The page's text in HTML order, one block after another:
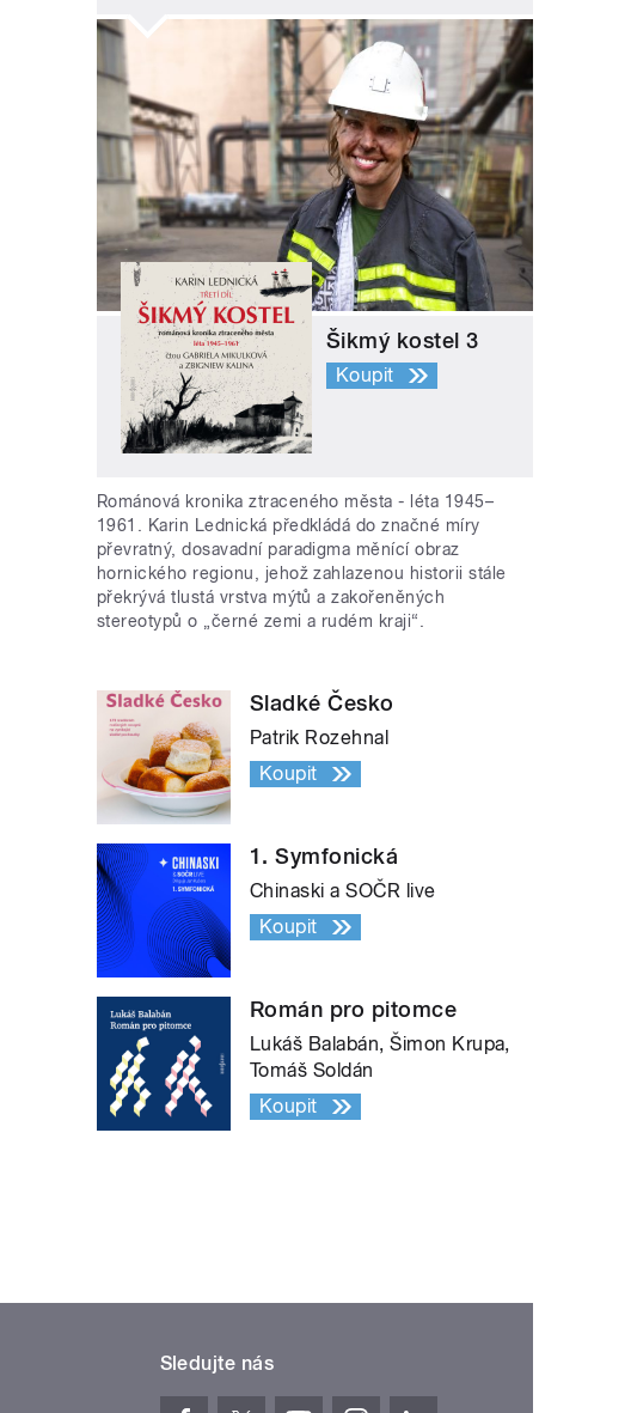
Šikmý kostel 3
Koupit
Románová kronika ztraceného města - léta 1945–
1961. Karin Lednická předkládá do značné míry
převratný, dosavadní paradigma měnící obraz
hornického regionu, jehož zahlazenou historii stále
překrývá tlustá vrstva mýtů a zakořeněných
stereotypů o „černé zemi a rudém kraji“.
Sladké Česko
Patrik Rozehnal
Koupit
1. Symfonická
Chinaski a SOČR live
Koupit
Román pro pitomce
Lukáš Balabán, Šimon Krupa,
Tomáš Soldán
Koupit
Sledujte nás